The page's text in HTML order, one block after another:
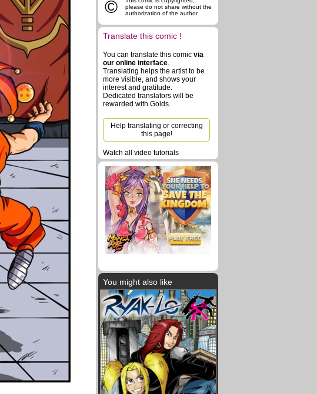
©
please do not share without the
authorization of the author
Translate this comic !
You can translate this comic via
our online interface.
Translating helps the artist to be
more visible, and shows your
interest and gratitude.
Dedicated translators will be
rewarded with Golds.
Help translating or correcting
this page!
Watch all video tutorials
You might also like